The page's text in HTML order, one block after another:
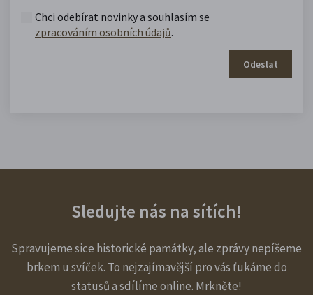
Chci odebírat novinky a souhlasím se
zpracováním osobních údajů.
Odeslat
Sledujte nás na sítích!
Spravujeme sice historické památky, ale zprávy nepíšeme
brkem u svíček. To nejzajímavější pro vás ťukáme do
statusů a sdílíme online. Mrkněte!